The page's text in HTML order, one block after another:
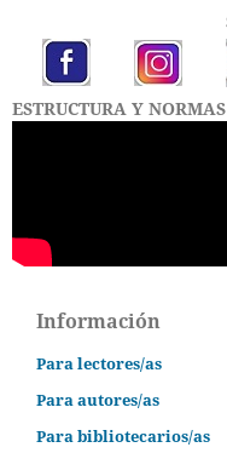
ESTRUCTURA Y
Información
Para lectores/as
Para autores/as
Para bibliotecarios/as